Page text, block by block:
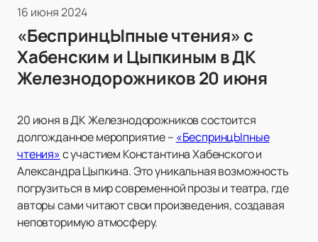
16 июня 2024
«БеспринцЫпные чтения» с
Хабенским и Цыпкиным в ДК
Железнодорожников 20 июня
20 июня в ДК Железнодорожников состоится
долгожданное мероприятие – «БеспринцЫпные
чтения»с участием Константина Хабенского и
Александра Цыпкина. Это уникальная возможность
погрузиться в мир современной прозы и театра, где
авторы сами читают свои произведения, создавая
неповторимую атмосферу.